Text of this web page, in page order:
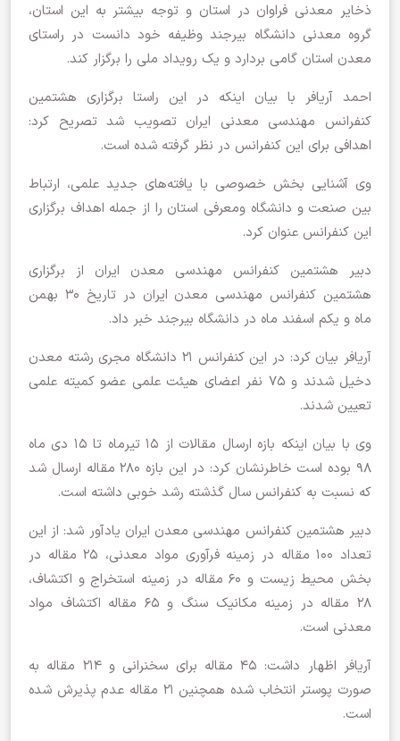
ذخایر معدنی فراوان در استان و توجه بیشتر به این استان،
گروه معدنی دانشگاه بیرجند وظیفه خود دانست در راستای
معدن استان گامی بردارد و یک رویداد ملی را برگزار کند.
احمد آریافر با بیان اینکه در این راستا برگزاری هشتمین
کنفرانس مهندسی معدنی ایران تصویب شد تصریح کرد:
اهدافی برای این کنفرانس در نظر گرفته شده است.
وی آشنایی بخش خصوصی با یافته‌های جدید علمی، ارتباط
بین صنعت و دانشگاه ومعرفی استان را از جمله اهداف برگزاری
این کنفرانس عنوان کرد.
دبیر هشتمین کنفرانس مهندسی معدن ایران از برگزاری
هشتمین کنفرانس مهندسی معدن ایران در تاریخ 30 بهمن
ماه و یکم اسفند ماه در دانشگاه بیرجند خبر داد.
آریافر بیان کرد: در این کنفرانس 21 دانشگاه مجری رشته معدن
دخیل شدند و 75 نفر اعضای هیئت علمی عضو کمیته علمی
تعیین شدند.
وی با بیان اینکه بازه ارسال مقالات از 15 تیرماه تا 15 دی ماه
98 بوده است خاطرنشان کرد: در این بازه 280 مقاله ارسال شد
که نسبت به کنفرانس سال گذشته رشد خوبی داشته است.
دبیر هشتمین کنفرانس مهندسی معدن ایران یادآور شد: از این
تعداد 100 مقاله در زمینه فرآوری مواد معدنی، 25 مقاله در
بخش محیط زیست و 60 مقاله در زمینه استخراج و اکتشاف،
28 مقاله در زمینه مکانیک سنگ و 65 مقاله اکتشاف مواد
معدنی است.
آریافر اظهار داشت: 45 مقاله برای سخنرانی و 214 مقاله به
صورت پوستر انتخاب شده همچنین 21 مقاله عدم پذیرش شده
است.